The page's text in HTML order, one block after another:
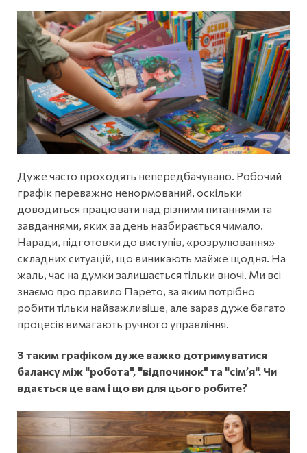
Дуже часто проходять непередбачувано. Робочий
графік переважно ненормований, оскільки
доводиться працювати над різними питаннями та
завданнями, яких за день назбирається чимало.
Наради, підготовки до виступів, «розрулювання»
складних ситуацій, що виникають майже щодня. На
жаль, час на думки залишається тільки вночі. Ми всі
знаємо про правило Парето, за яким потрібно
робити тільки найважливіше, але зараз дуже багато
процесів вимагають ручного управління.
З таким графіком дуже важко дотримуватися
балансу між "робота", "відпочинок" та "сім’я". Чи
вдається це вам і що ви для цього робите?